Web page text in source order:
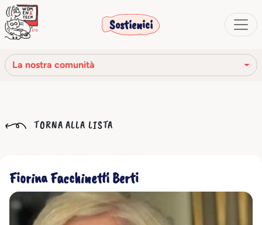
Sostienici
La nostra comunità
La nostra storia
Codice Etico
Il nostro network
TORNA ALLA LISTA
Fiorina Facchinetti Berti